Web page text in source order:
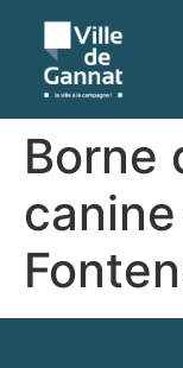
principal
Borne